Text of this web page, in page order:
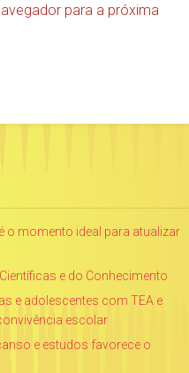
para a próxima
o momento ideal para atualizar
e do Conhecimento
e adolescentes com TEA e
escolar
e estudos favorece o